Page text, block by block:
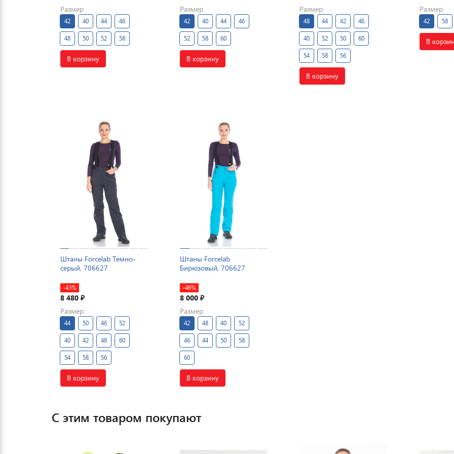
Размер
42 40 44 46
48 50 52 58
В корзину
Размер
42 40 44 46
52 58 60
В корзину
Размер
48 44 42 46
40 52 50 60
54 58 56
В корзину
Размер
42 58
В
Штаны Forcelab Темно-
серый, 706627
-43%
8 480 ₽
Размер
44 50 46 52
40 42 48 60
54 58 56
В корзину
Штаны Forcelab
Бирюзовый, 706627
-46%
8 000₽
Размер
42 48 40 52
46 44 50 58
60
В корзину
С этим товаром покупают